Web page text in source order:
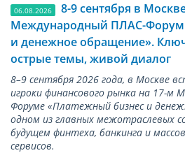
06.08.2026
8-9 сентября в
Международный ПЛАС-Форум
и денежное обращение».
острые темы, живой диалог
8–9 сентября 2026 года, в Москве
игроки финансового рынка на 17-м
Форуме «Платежный бизнес и
одном из главных межотраслевых
будущем финтеха, банкинга и
сервисов.